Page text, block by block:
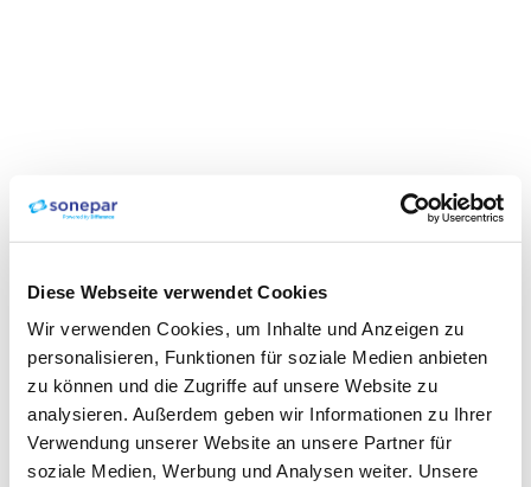
Diese Webseite verwendet Cookies
Wir verwenden Cookies, um Inhalte und Anzeigen zu
personalisieren, Funktionen für soziale Medien anbieten
zu können und die Zugriffe auf unsere Website zu
analysieren. Außerdem geben wir Informationen zu Ihrer
Verwendung unserer Website an unsere Partner für
soziale Medien, Werbung und Analysen weiter. Unsere